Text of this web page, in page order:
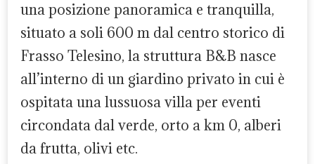
una posizione panoramica e tranquilla,
situato a soli 600 m dal centro storico di
Frasso Telesino, la struttura B&B nasce
all’interno di un giardino privato in cui è
ospitata una lussuosa villa per eventi
circondata dal verde, orto a km 0, alberi
da frutta, olivi etc.